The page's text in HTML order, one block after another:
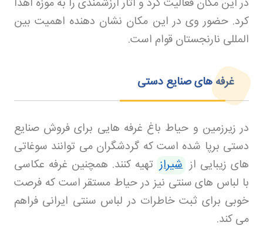
کرد. حضور وی در این مکان نشان دهنده اهمیت بین
المللی نارنجستان قوام است.
غرفه های صنایع دستی
در زیرزمین و حیاط باغ غرفه هایی برای فروش صنایع
دستی برپا شده است که گردشگران می توانند سوغاتی
های زیبایی از شیراز تهیه کنند. همچنین غرفه عکاسی
با لباس های سنتی نیز در حیاط مستقر است که فرصت
خوبی برای ثبت خاطرات در لباس سنتی ایرانی فراهم
می کند.